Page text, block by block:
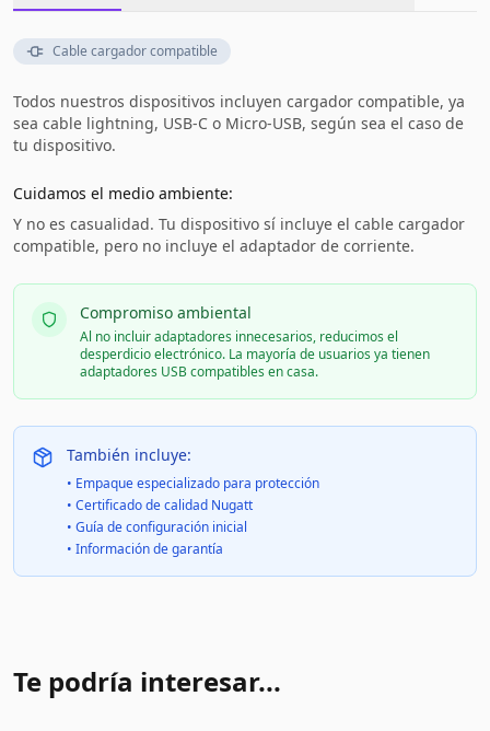
Cable cargador compatible
Todos nuestros dispositivos incluyen cargador compatible, ya
sea cable lightning, USB-C o Micro-USB, según sea el caso de
tu dispositivo.
Cuidamos el medio ambiente:
Y no es casualidad. Tu dispositivo sí incluye el cable cargador
compatible, pero no incluye el adaptador de corriente.
Compromiso ambiental
Al no incluir adaptadores innecesarios, reducimos el
desperdicio electrónico. La mayoría de usuarios ya tienen
adaptadores USB compatibles en casa.
También incluye:
• Empaque especializado para protección
• Certificado de calidad Nugatt
• Guía de configuración inicial
• Información de garantía
Te podría interesar...